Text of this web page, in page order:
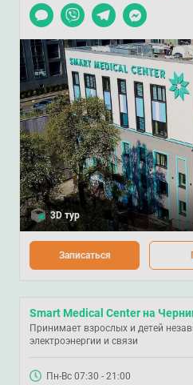
Чат
Viber TelegramMessenger
3D тур
Записаться
Smart Medical Center на
Принимает взрослых и детей
электроэнергии и связи
Пн-Вс 07:30 - 21:00